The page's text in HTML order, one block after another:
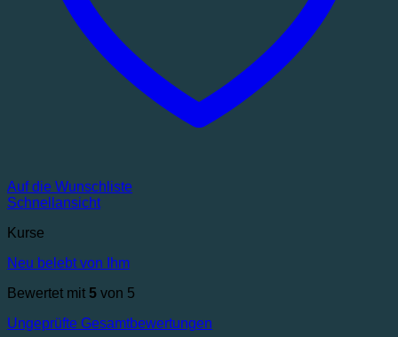
Auf die Wunschliste
Schnellansicht
Kurse
Neu belebt von Ihm
Bewertet mit 5 von 5
Ungeprüfte Gesamtbewertungen